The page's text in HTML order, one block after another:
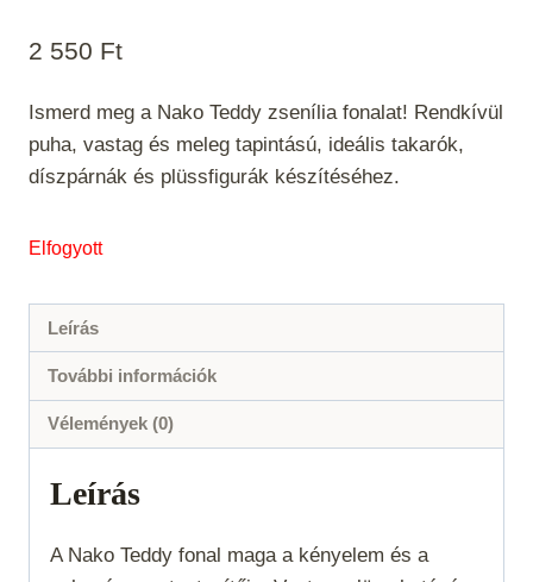
2 550 Ft
Ismerd meg a Nako Teddy zsenília fonalat! Rendkívül
puha, vastag és meleg tapintású, ideális takarók,
díszpárnák és plüssfigurák készítéséhez.
Elfogyott
Leírás
További információk
Vélemények (0)
Leírás
A Nako Teddy fonal maga a kényelem és a